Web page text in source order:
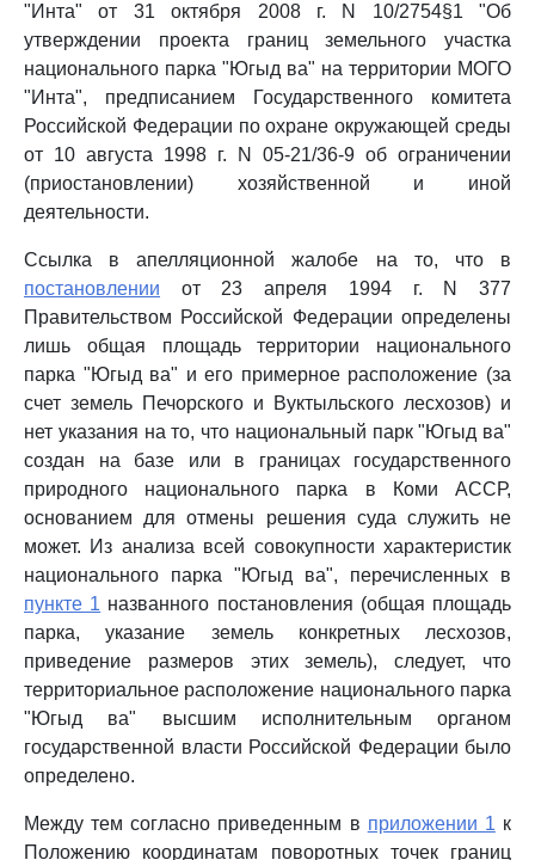
"Инта" от 31 октября 2008 г. N 10/2754§1 "Об
утверждении проекта границ земельного участка
национального парка "Югыд ва" на территории МОГО
"Инта", предписанием Государственного комитета
Российской Федерации по охране окружающей среды
от 10 августа 1998 г. N 05-21/36-9 об ограничении
(приостановлении) хозяйственной и иной
деятельности.
Ссылка в апелляционной жалобе на то, что в
постановлении от 23 апреля 1994 г. N 377
Правительством Российской Федерации определены
лишь общая площадь территории национального
парка "Югыд ва" и его примерное расположение (за
счет земель Печорского и Вуктыльского лесхозов) и
нет указания на то, что национальный парк "Югыд ва"
создан на базе или в границах государственного
природного национального парка в Коми АССР,
основанием для отмены решения суда служить не
может. Из анализа всей совокупности характеристик
национального парка "Югыд ва", перечисленных в
пункте 1 названного постановления (общая площадь
парка, указание земель конкретных лесхозов,
приведение размеров этих земель), следует, что
территориальное расположение национального парка
"Югыд ва" высшим исполнительным органом
государственной власти Российской Федерации было
определено.
Между тем согласно приведенным в приложении 1 к
Положению координатам поворотных точек границ